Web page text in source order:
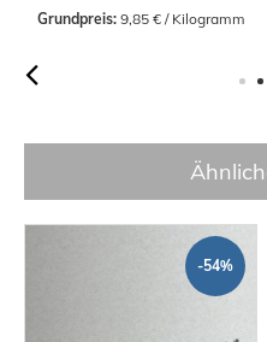
Grundpreis: 9,85 € / Kilogramm
-54%